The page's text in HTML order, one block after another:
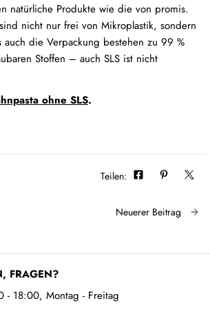
natürliche Produkte wie die von promis.
nicht nur frei von Mikroplastik, sondern
auch die Verpackung bestehen zu 99 %
Stoffen – auch SLS ist nicht
ohne SLS.
Teilen:
Neuerer Beitrag
FRAGEN?
- 18:00, Montag - Freitag